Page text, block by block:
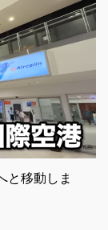
と移動しま